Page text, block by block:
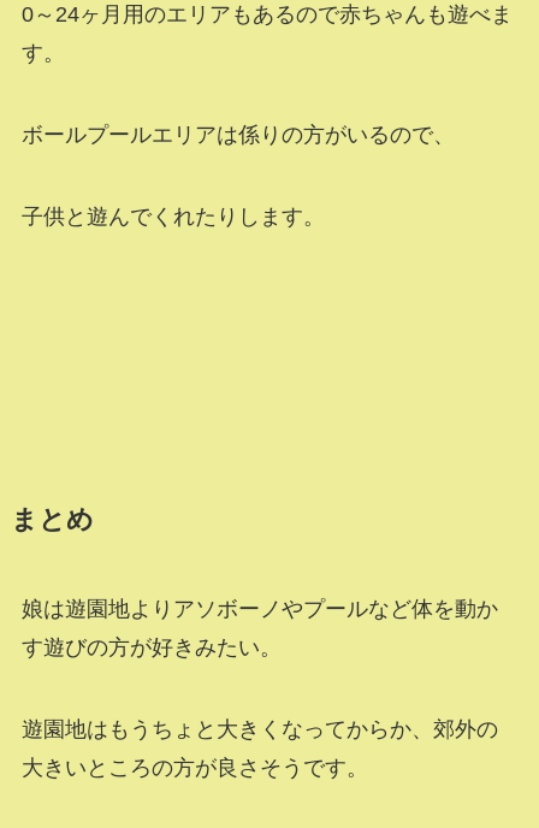
0～24ヶ月用のエリアもあるので赤ちゃんも遊べま
す。
ボールプールエリアは係りの方がいるので、
子供と遊んでくれたりします。
まとめ
娘は遊園地よりアソボーノやプールなど体を動か
す遊びの方が好きみたい。
遊園地はもうちょと大きくなってからか、郊外の
大きいところの方が良さそうです。